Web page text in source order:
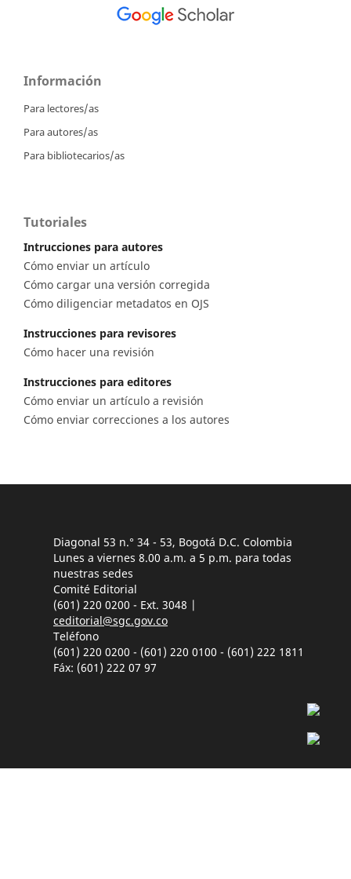
Información
Para lectores/as
Para autores/as
Para bibliotecarios/as
Tutoriales
Intrucciones para autores
Cómo enviar un artículo
Cómo cargar una versión corregida
Cómo diligenciar metadatos en OJS
Instrucciones para revisores
Cómo hacer una revisión
Instrucciones para editores
Cómo enviar un artículo a revisión
Cómo enviar correcciones a los autores
Diagonal 53 n.° 34 - 53, Bogotá D.C. Colombia
Lunes a viernes 8.00 a.m. a 5 p.m. para todas
nuestras sedes
Comité Editorial
(601) 220 0200 - Ext. 3048 |
ceditorial@sgc.gov.co
Teléfono
(601) 220 0200 - (601) 220 0100 - (601) 222 1811
Fáx: (601) 222 07 97